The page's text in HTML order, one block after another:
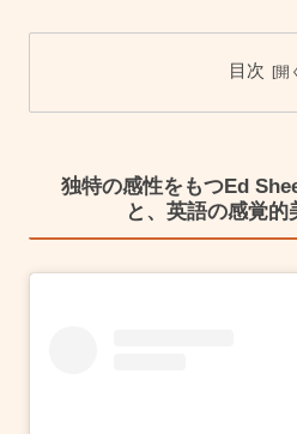
目次
独特の感性をもつEd
と、英語の感覚的